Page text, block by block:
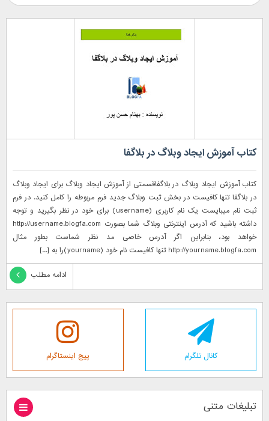
کتاب آموزش ایجاد وبلاگ در بلاگفا
کتاب آموزش ایجاد وبلاگ در بلاگفاقسمتی از آموزش ایجاد وبلاگ برای ایجاد وبلاگ
در بلاگفا تنها کافیست در بخش ثبت وبلاگ جدید فرم مربوطه را کامل کنید. در فرم
ثبت نام میبایست یک نام کاربری (username) برای خود در نظر بگیرید و توجه
داشته باشید که آدرس اینترنتی وبلاگ شما بصورت http://username.blogfa.com
خواهد بود، بنابراین اگر آدرس خاصی مد نظر شماست بطور مثال
http://yourname.blogfa.com تنها کافیست نام خود (yourname)را به [...]
ادامه مطلب
کانال تلگرام پیج اینستاگرام
تبلیغات متنی